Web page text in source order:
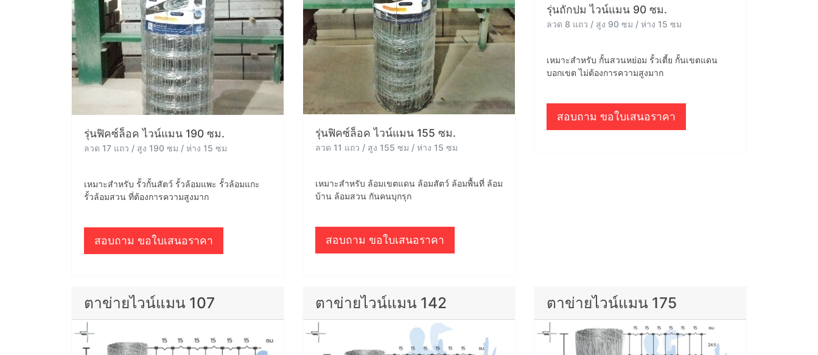
รุ่นฟิคซ์ล็อค ไวน์แมน 190 ซม.
ลวด 17 แถว / สูง 190 ซม / ห่าง 15 ซม
เหมาะสำหรับ รั้วกั้นสัตว์ รั้วล้อมแพะ รั้วล้อมแกะ
รั้วล้อมสวน ที่ต้องการความสูงมาก
สอบถาม ขอใบเสนอราคา
รุ่นฟิคซ์ล็อค ไวน์แมน 155 ซม.
ลวด 11 แถว / สูง 155 ซม / ห่าง 15 ซม
เหมาะสำหรับ ล้อมเขตแดน ล้อมสัตว์ ล้อมพื้นที่ ล้อม
บ้าน ล้อมสวน กันคนบุกรุก
สอบถาม ขอใบเสนอราคา
รุ่นถักปม ไวน์แมน 90 ซม.
ลวด 8 แถว / สูง 90 ซม / ห่าง 15 ซม
เหมาะสำหรับ กั้นสวนหย่อม รั้วเตี้ย กั้นเขตแดน
บอกเขต ไม่ต้องการความสูงมาก
สอบถาม ขอใบเสนอราคา
ตาข่ายไวน์แมน 107 ตาข่ายไวน์แมน 142 ตาข่ายไวน์แมน 175